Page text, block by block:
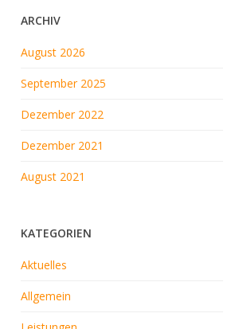
ARCHIV
August 2026
September 2025
Dezember 2022
Dezember 2021
August 2021
KATEGORIEN
Aktuelles
Allgemein